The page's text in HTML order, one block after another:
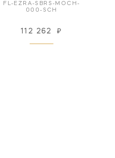
FL-EZRA-SBRS-MOCH-
000-SCH
112 262 ₽